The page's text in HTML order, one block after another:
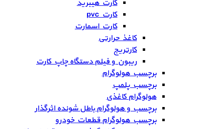
کارت هیبرید
کارت pvc
کارت اسمارت
کاغذ حرارتی
کارتریج
ریبون و فیلم دستگاه چاپ کارت
برچسب هولوگرام
برچسب پلمپ
هولوگرام کاغذی
برچسب و هولوگرام باطل شونده اثرگذار
برچسب هولوگرام قطعات خودرو